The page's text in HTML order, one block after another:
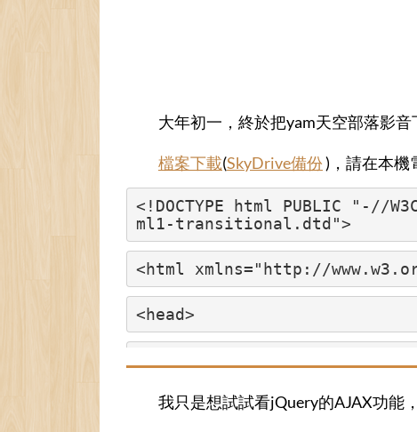
大年初一，終於把yam天空部落影音
檔案下載(SkyDrive備份)，請在本機
<!DOCTYPE html PUBLIC "-//
ml1-transitional.dtd">
<html xmlns="http://
<head>
<title>yam天空部落-影音分享下
我只是想試試看jQuery的AJAX功能